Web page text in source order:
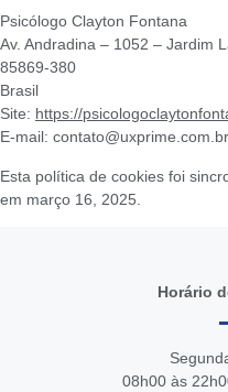
Psicólogo Clayton Fontana
Av. Andradina – 1052 – Jardim
85869-380
Brasil
Site: https://
E-mail: contato@uxprime.com.br
Esta política de cookies foi
em março 16, 2025.
Horário
08h00 às